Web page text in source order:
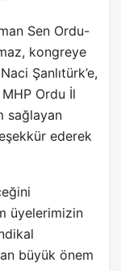
Sen Ordu-
kongreye
Şanlıtürk’e,
Ordu İl
sağlayan
ederek
üyelerimizin
büyük önem